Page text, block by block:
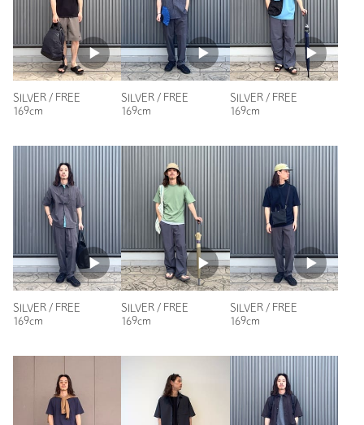
・SILVER925
洗濯表示 洗濯表示について
原産国 -
商品番号 3233-6-000004
もっと見る
SILVER / FREE
169cm
SILVER / FREE
169cm
SILVER / FREE
169cm
SILVER / FREE
169cm
SILVER / FREE
169cm
SILVER / FREE
169cm